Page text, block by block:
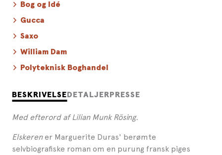
BESKRIVELSE DETALJER PRESSE
Med efterord af Lilian Munk Rösing.
Elskerener Marguerite Duras' berømte
selvbiografiske roman om en purung fransk piges
Bog og Idé
Gucca
Saxo
William Dam
Polyteknisk Boghandel